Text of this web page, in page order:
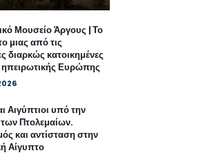
Μουσείο Άργους | Το
μιας από τις
διαρκώς κατοικημένες
ηπειρωτικής Ευρώπης
Αιγύπτιοι υπό την
Πτολεμαίων.
και αντίσταση στην
Αίγυπτο